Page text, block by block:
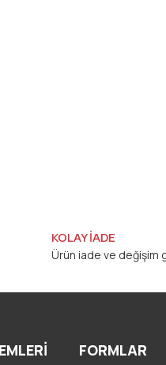
KOLAY İADE
Ürün iade ve değişim
FORMLAR